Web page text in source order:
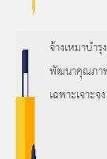
จ้างเหมาบำ
พัฒนาคุณภา
เฉพาะเจาะจง